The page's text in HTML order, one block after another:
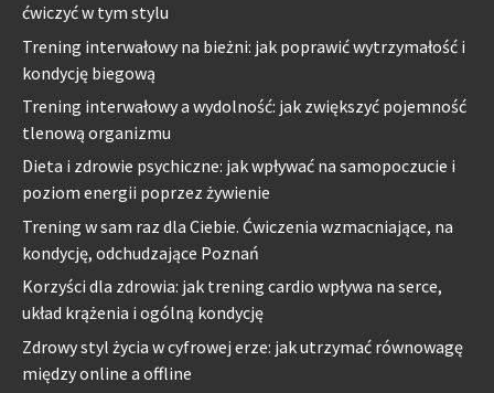
ćwiczyć w tym stylu
Trening interwałowy na bieżni: jak poprawić wytrzymałość i
kondycję biegową
Trening interwałowy a wydolność: jak zwiększyć pojemność
tlenową organizmu
Dieta i zdrowie psychiczne: jak wpływać na samopoczucie i
poziom energii poprzez żywienie
Trening w sam raz dla Ciebie. Ćwiczenia wzmacniające, na
kondycję, odchudzające Poznań
Korzyści dla zdrowia: jak trening cardio wpływa na serce,
układ krążenia i ogólną kondycję
Zdrowy styl życia w cyfrowej erze: jak utrzymać równowagę
między online a offline